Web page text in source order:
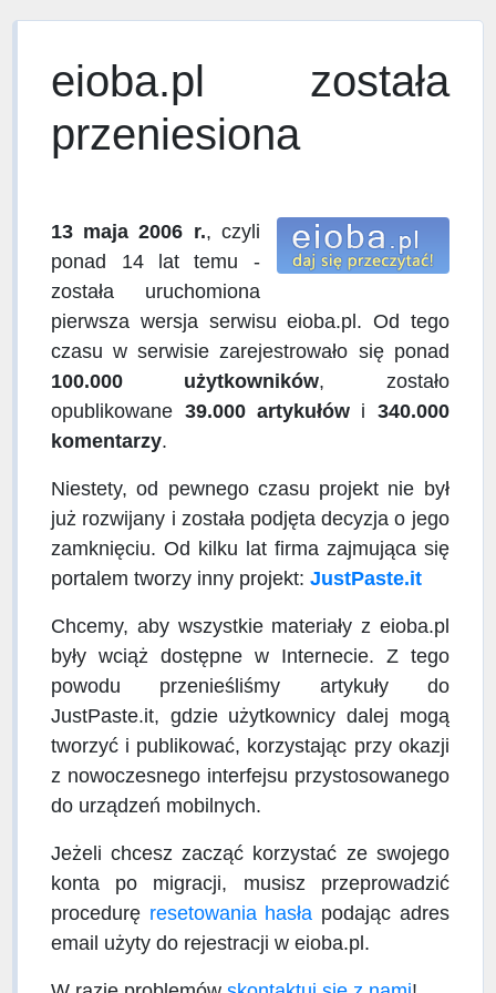
eioba.pl została
przeniesiona
13 maja 2006 r., czyli
ponad 14 lat temu -
została uruchomiona
pierwsza wersja serwisu eioba.pl. Od tego
czasu w serwisie zarejestrowało się ponad
100.000 użytkowników, zostało
opublikowane 39.000 artykułówi 340.000
komentarzy.
Niestety, od pewnego czasu projekt nie był
już rozwijany i została podjęta decyzja o jego
zamknięciu. Od kilku lat firma zajmująca się
portalem tworzy inny projekt:JustPaste.it
Chcemy, aby wszystkie materiały z eioba.pl
były wciąż dostępne w Internecie. Z tego
powodu przenieśliśmy artykuły do
JustPaste.it, gdzie użytkownicy dalej mogą
tworzyć i publikować, korzystając przy okazji
z nowoczesnego interfejsu przystosowanego
do urządzeń mobilnych.
Jeżeli chcesz zacząć korzystać ze swojego
konta po migracji, musisz przeprowadzić
procedurę resetowania hasła podając adres
email użyty do rejestracji w eioba.pl.